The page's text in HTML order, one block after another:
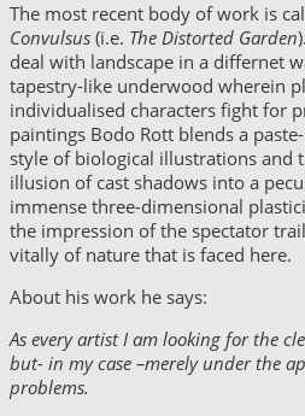
The most recent body of work is
Convulsus (i.e. The Distorted Garden
deal with landscape in a differnet
tapestry-like underwood wherein
individualised characters fight for
paintings Bodo Rott blends a
style of biological illustrations and
illusion of cast shadows into a
immense three-dimensional
the impression of the spectator
vitally of nature that is faced here.
About his work he says:
As every artist I am looking for the
but- in my case –merely under the
problems.